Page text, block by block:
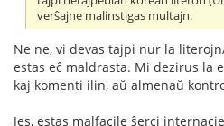
verŝajne malinstigas multajn.
Ne ne, vi devas tajpi nur la
estas eĉ maldrasta. Mi dezirus la
kaj komenti ilin, aŭ almenaŭ
Jes, estas malfacile ŝerci